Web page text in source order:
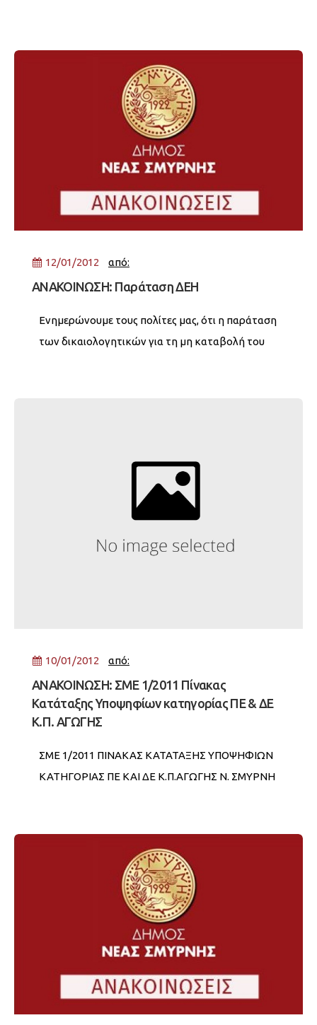
Καθηγητών (ΣΕΦΚ). Σχετικά έγγραφα:
12/01/2012 από:
ΑΝΑΚΟΙΝΩΣΗ: Παράταση ΔΕΗ
Ενημερώνουμε τους πολίτες μας, ότι η παράταση
των δικαιολογητικών για τη μη καταβολή του
10/01/2012 από:
ΑΝΑΚΟΙΝΩΣΗ: ΣΜΕ 1/2011 Πίνακας
Κατάταξης Υποψηφίων κατηγορίας ΠΕ & ΔΕ
Κ.Π. ΑΓΩΓΗΣ
ΣΜΕ 1/2011 ΠΙΝΑΚΑΣ ΚΑΤΑΤΑΞΗΣ ΥΠΟΨΗΦΙΩΝ
ΚΑΤΗΓΟΡΙΑΣ ΠΕ ΚΑΙ ΔΕ Κ.Π.ΑΓΩΓΗΣ Ν. ΣΜΥΡΝΗ